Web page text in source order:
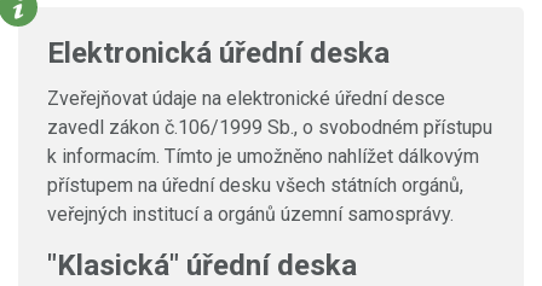
Elektronická úřední deska
Zveřejňovat údaje na elektronické úřední desce
zavedl zákon č.106/1999 Sb., o svobodném přístupu
k informacím. Tímto je umožněno nahlížet dálkovým
přístupem na úřední desku všech státních orgánů,
veřejných institucí a orgánů územní samosprávy.
"Klasická" úřední deska